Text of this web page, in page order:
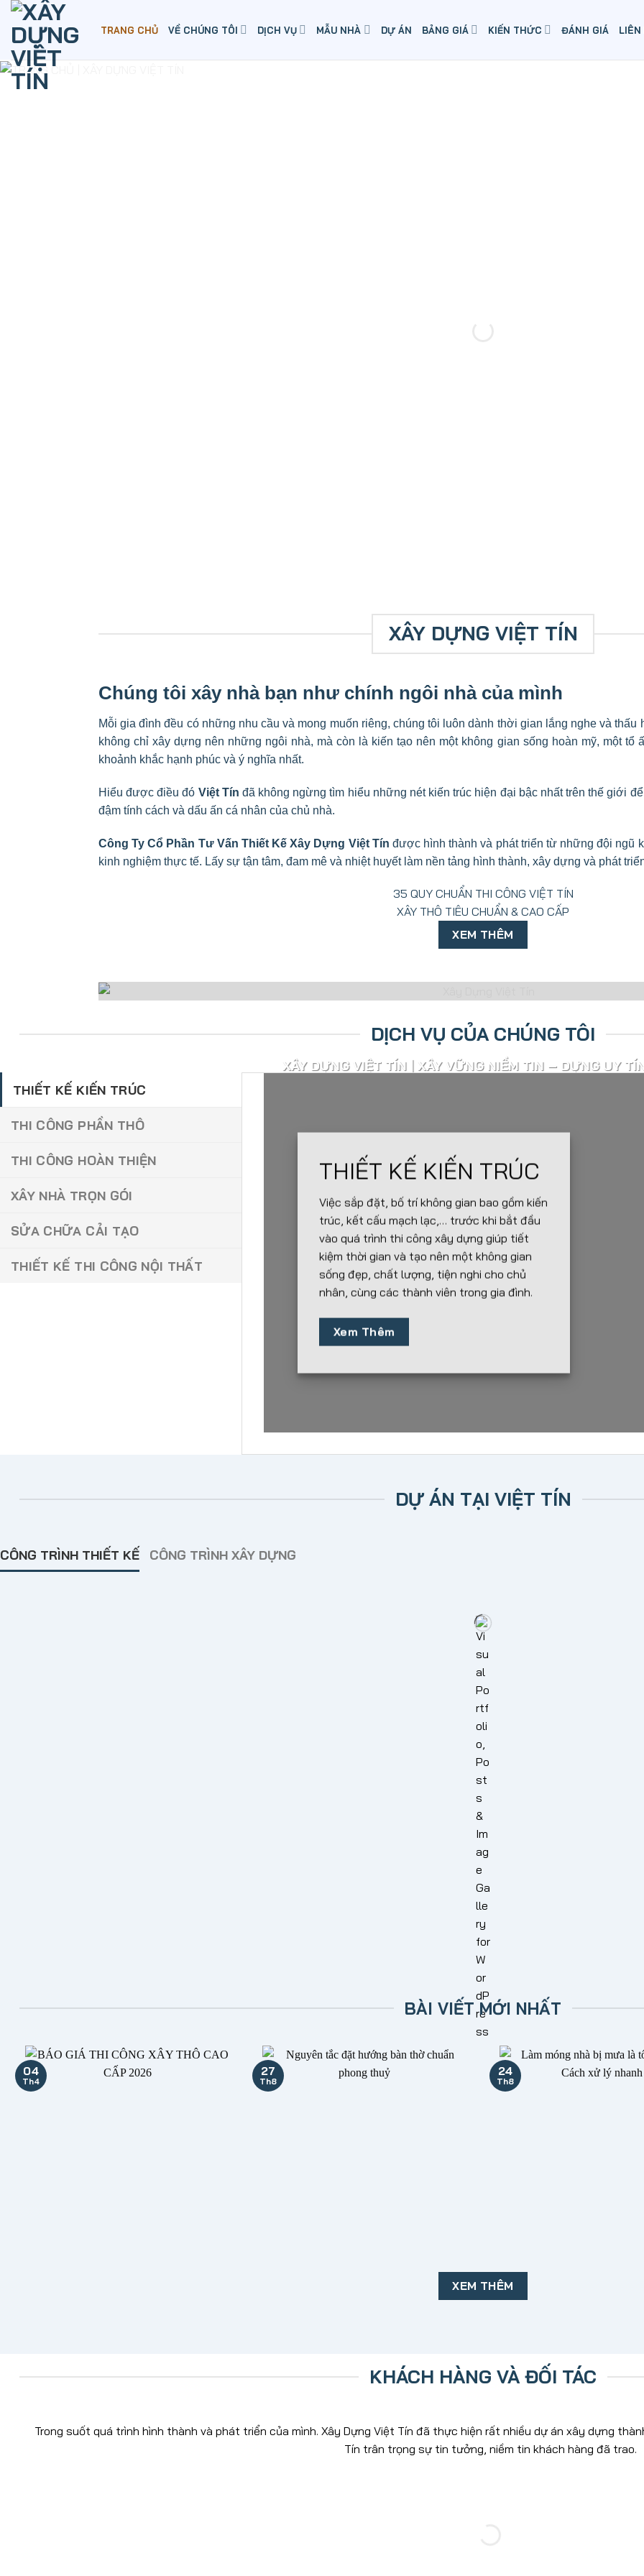
Skip
content
TRANG CHỦ VỀ CHÚNG TÔI DỊCH VỤ MẪU NHÀ DỰ ÁN BẢNG GIÁ KIẾN THỨC ĐÁNH GIÁ LIÊN
XÂY DỰNG VIỆT TÍN
Chúng tôi xây nhà bạn như chính ngôi nhà của mình
Mỗi gia đình đều có những nhu cầu và mong muốn riêng, chúng tôi luôn dành thời gian lắng nghe và
không chỉ xây dựng nên những ngôi nhà, mà còn là kiến tạo nên một không gian sống hoàn mỹ, một
khoảnh khắc hạnh phúc và ý nghĩa nhất.
Hiểu được điều đó Việt Tín đã không ngừng tìm hiểu những nét kiến trúc hiện đại bậc nhất trên thế giới
đậm tính cách và dấu ấn cá nhân của chủ nhà.
Công Ty Cổ Phần Tư Vấn Thiết Kế Xây Dựng Việt Tín được hình thành và phát triển từ những đội ngũ
kinh nghiệm thực tế. Lấy sự tận tâm, đam mê và nhiệt huyết làm nền tảng hình thành, xây dựng và phát
35 QUY CHUẨN THI CÔNG VIỆT TÍN
XÂY THÔ TIÊU CHUẨN & CAO CẤP
XEM THÊM
XÂY DỰNG VIỆT TÍN | XÂY VỮNG NIỀM TIN – DỰNG UY
DỊCH VỤ CỦA CHÚNG TÔI
THIẾT KẾ KIẾN TRÚC
THI CÔNG PHẦN THÔ
THI CÔNG HOÀN THIỆN
XÂY NHÀ TRỌN GÓI
SỬA CHỮA CẢI TẠO
THIẾT KẾ THI CÔNG NỘI THẤT
THIẾT KẾ KIẾN TRÚC
Việc sắp đặt, bố trí không gian bao gồm kiến
trúc, kết cấu mạch lạc,… trước khi bắt đầu
vào quá trình thi công xây dựng giúp tiết
kiệm thời gian và tạo nên một không gian
sống đẹp, chất lượng, tiện nghi cho chủ
nhân, cùng các thành viên trong gia đình.
Xem Thêm
DỰ ÁN TẠI VIỆT TÍN
CÔNG TRÌNH THIẾT KẾ CÔNG TRÌNH XÂY DỰNG
BÀI VIẾT MỚI NHẤT
04
Th4
27
Th8
24
Th8
XEM THÊM
KHÁCH HÀNG VÀ ĐỐI TÁC
Trong suốt quá trình hình thành và phát triển của mình. Xây Dựng Việt Tín đã thực hiện rất nhiều dự án xây dựng
Tín trân trọng sự tin tưởng, niềm tin khách hàng đã trao.